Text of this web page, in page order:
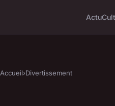
Actu
Accueil›Divertissement